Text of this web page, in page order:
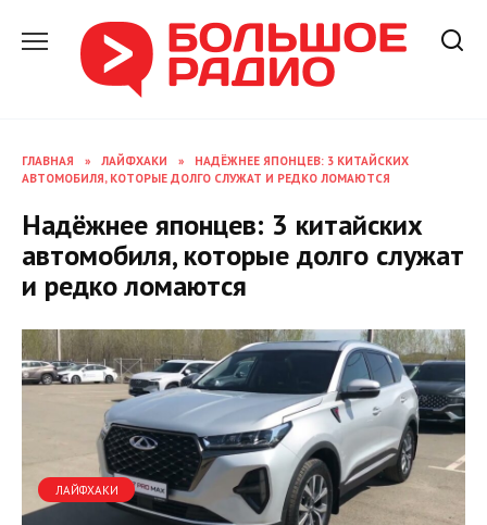
содержанию
ГЛАВНАЯ » ЛАЙФХАКИ »
НАДЁЖНЕЕ ЯПОНЦЕВ: 3 КИТАЙСКИХ
АВТОМОБИЛЯ, КОТОРЫЕ ДОЛГО СЛУЖАТ И РЕДКО ЛОМАЮТСЯ
Надёжнее японцев: 3 китайских
автомобиля, которые долго служат
и редко ломаются
ЛАЙФХАКИ